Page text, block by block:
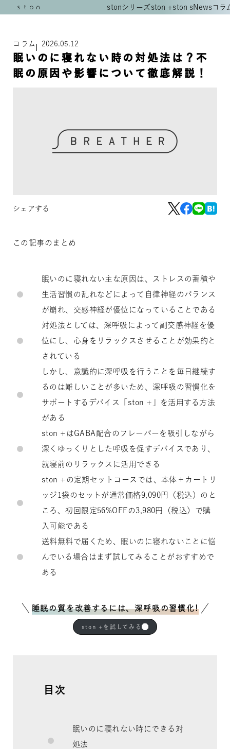
stonシリーズ ston +ston sNewsコラ
コラム 2026.05.12
眠いのに寝れない時の対処法は？不
眠の原因や影響について徹底解説！
シェアする
この記事のまとめ
眠いのに寝れない主な原因は、ストレスの蓄積や
生活習慣の乱れなどによって自律神経のバランス
が崩れ、交感神経が優位になっていることである
対処法としては、深呼吸によって副交感神経を優
位にし、心身をリラックスさせることが効果的と
されている
しかし、意識的に深呼吸を行うことを毎日継続す
るのは難しいことが多いため、深呼吸の習慣化を
サポートするデバイス「ston +」を活用する方法
がある
ston +はGABA配合のフレーバーを吸引しながら
深くゆっくりとした呼吸を促すデバイスであり、
就寝前のリラックスに活用できる
ston +の定期セットコースでは、本体＋カートリ
ッジ1袋のセットが通常価格9,090円（税込）のと
ころ、初回限定56%OFFの3,980円（税込）で購
入可能である
送料無料で届くため、眠いのに寝れないことに悩
んでいる場合はまず試してみることがおすすめで
ある
睡眠の質を改善するには、深呼吸の習慣化!
ston +を試してみる
目次
眠いのに寝れない時にできる対
処法